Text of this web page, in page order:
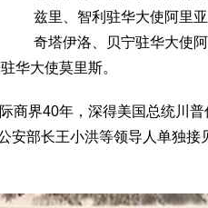
兹里、智利驻华大使阿里
奇塔伊洛、贝宁驻华大使
华大使莫里斯。
商界40年，深得美国总统川
安部长王小洪等领导人单独接